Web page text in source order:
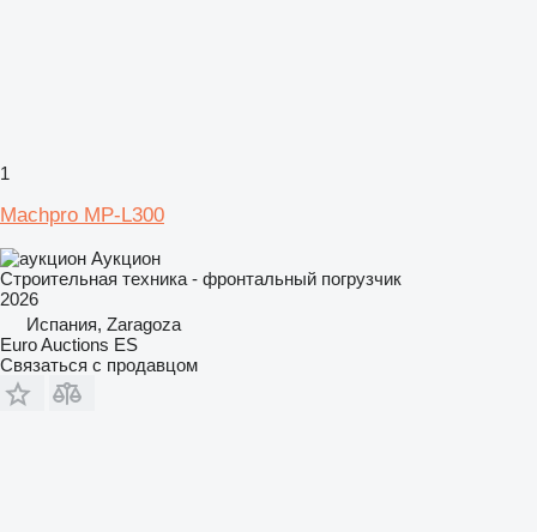
1
Machpro MP-L300
Аукцион
Строительная техника - фронтальный погрузчик
2026
Испания, Zaragoza
Euro Auctions ES
Связаться с продавцом